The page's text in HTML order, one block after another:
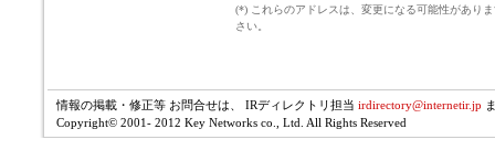
(*) これらのアドレスは、変更になる可能性があり
さい。
情報の掲載・修正等 お問合せは、 IRディレクトリ担当 irdirectory@internetir.jp
Copyright© 2001- 2012 Key Networks co., Ltd. All Rights Reserved